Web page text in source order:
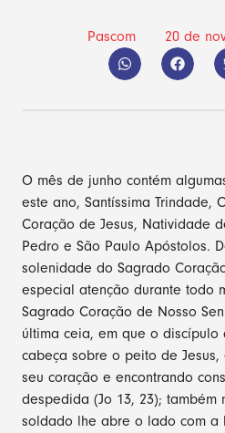
Pascom 20 de
O mês de junho contém
este ano, Santíssima Trindade,
Coração de Jesus, Natividade
Pedro e São Paulo Apóstolos.
solenidade do Sagrado
especial atenção durante todo
Sagrado Coração de Nosso
última ceia, em que o discípulo
cabeça sobre o peito de
seu coração e encontrando
despedida (Jo 13, 23); também
soldado lhe abre o lado com a